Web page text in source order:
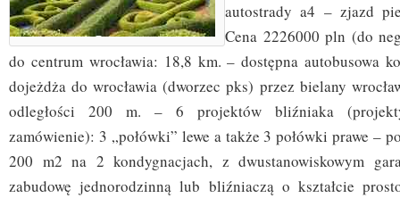
autostrady a4 – zjazd
Cena 2226000 pln (do
do centrum wrocławia: 18,8 km. – dostępna autobusowa
dojeżdża do wrocławia (dworzec pks) przez bielany
odległości 200 m. – 6 projektów bliźniaka
zamówienie): 3 „połówki” lewe a także 3 połówki prawe –
200 m2 na 2 kondygnacjach, z dwustanowiskowym
zabudowę jednorodzinną lub bliźniaczą o kształcie